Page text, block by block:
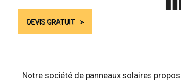
DEVIS GRATUIT
Notre société de panneaux solaires